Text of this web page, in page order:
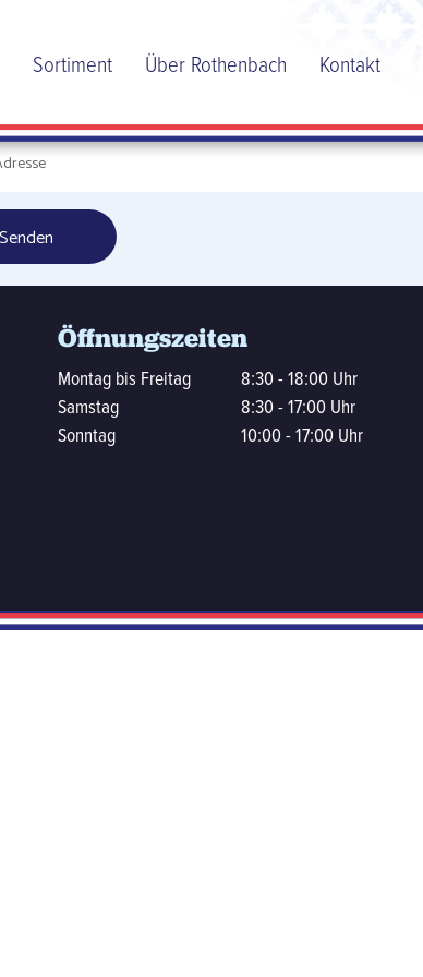
Sortiment Über Rothenbach Kontakt
Öffnungszeiten
Montag bis Freitag
8:30 - 18:00 Uhr
Samstag
8:30 - 17:00 Uhr
Sonntag
10:00 - 17:00 Uhr